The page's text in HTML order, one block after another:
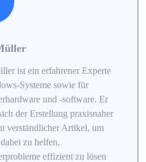
ist ein erfahrener Experte
Systeme sowie für
und -software. Er
der Erstellung praxisnaher
verständlicher Artikel, um
zu helfen,
effizient zu lösen